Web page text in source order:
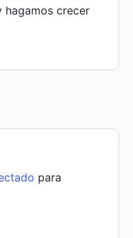
hagamos crecer
para